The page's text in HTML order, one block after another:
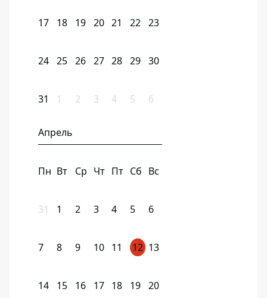
17 18 19 20 21 22 23
24 25 26 27 28 29 30
31 1 2 3 4 5 6
Апрель
Пн Вт Ср Чт Пт Сб Вс
31 1 2 3 4 5 6
7 8 9 10 11 12 13
14 15 16 17 18 19 20